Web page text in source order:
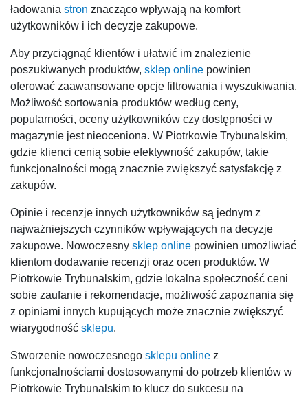
ładowania stron znacząco wpływają na komfort
użytkowników i ich decyzje zakupowe.
Aby przyciągnąć klientów i ułatwić im znalezienie
poszukiwanych produktów, sklep online powinien
oferować zaawansowane opcje filtrowania i wyszukiwania.
Możliwość sortowania produktów według ceny,
popularności, oceny użytkowników czy dostępności w
magazynie jest nieoceniona. W Piotrkowie Trybunalskim,
gdzie klienci cenią sobie efektywność zakupów, takie
funkcjonalności mogą znacznie zwiększyć satysfakcję z
zakupów.
Opinie i recenzje innych użytkowników są jednym z
najważniejszych czynników wpływających na decyzje
zakupowe. Nowoczesny sklep online powinien umożliwiać
klientom dodawanie recenzji oraz ocen produktów. W
Piotrkowie Trybunalskim, gdzie lokalna społeczność ceni
sobie zaufanie i rekomendacje, możliwość zapoznania się
z opiniami innych kupujących może znacznie zwiększyć
wiarygodność sklepu.
Stworzenie nowoczesnego sklepu online z
funkcjonalnościami dostosowanymi do potrzeb klientów w
Piotrkowie Trybunalskim to klucz do sukcesu na